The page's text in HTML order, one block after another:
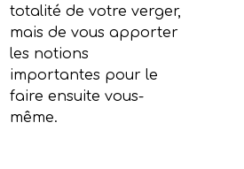
totalité de votre verger,
mais de vous apporter
les notions
importantes pour le
faire ensuite vous-
même.